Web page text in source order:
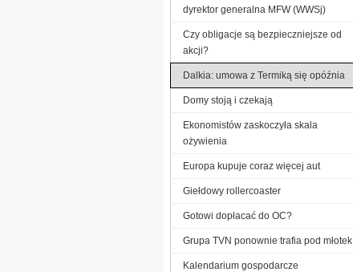
dyrektor generalna MFW (WWSj)
Czy obligacje są bezpieczniejsze od
akcji?
Dalkia: umowa z Termiką się opóźnia
Domy stoją i czekają
Ekonomistów zaskoczyła skala
ożywienia
Europa kupuje coraz więcej aut
Giełdowy rollercoaster
Gotowi dopłacać do OC?
Grupa TVN ponownie trafia pod młotek
Kalendarium gospodarcze